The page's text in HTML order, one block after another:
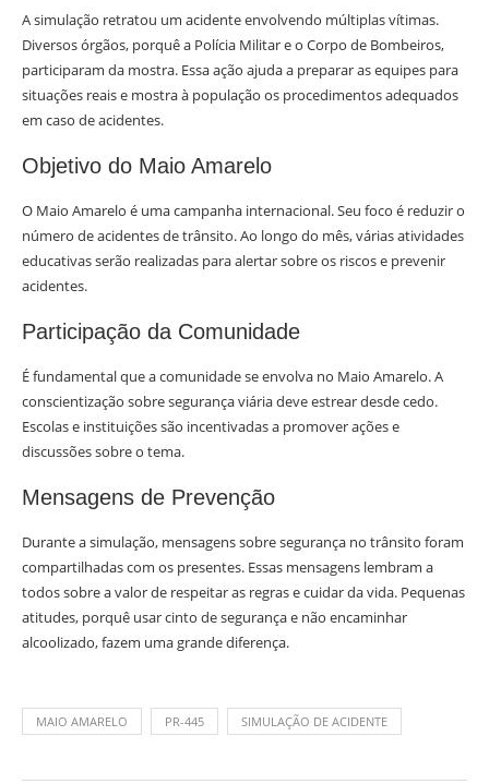
A simulação retratou um acidente envolvendo múltiplas vítimas.
Diversos órgãos, porquê a Polícia Militar e o Corpo de Bombeiros,
participaram da mostra. Essa ação ajuda a preparar as equipes para
situações reais e mostra à população os procedimentos adequados
em caso de acidentes.
Objetivo do Maio Amarelo
O Maio Amarelo é uma campanha internacional. Seu foco é reduzir o
número de acidentes de trânsito. Ao longo do mês, várias atividades
educativas serão realizadas para alertar sobre os riscos e prevenir
acidentes.
Participação da Comunidade
É fundamental que a comunidade se envolva no Maio Amarelo. A
conscientização sobre segurança viária deve estrear desde cedo.
Escolas e instituições são incentivadas a promover ações e
discussões sobre o tema.
Mensagens de Prevenção
Durante a simulação, mensagens sobre segurança no trânsito foram
compartilhadas com os presentes. Essas mensagens lembram a
todos sobre a valor de respeitar as regras e cuidar da vida. Pequenas
atitudes, porquê usar cinto de segurança e não encaminhar
alcoolizado, fazem uma grande diferença.
MAIO AMARELO PR-445 SIMULAÇÃO DE ACIDENTE